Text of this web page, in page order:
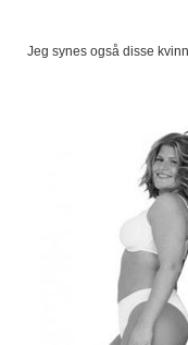
Jeg synes også disse